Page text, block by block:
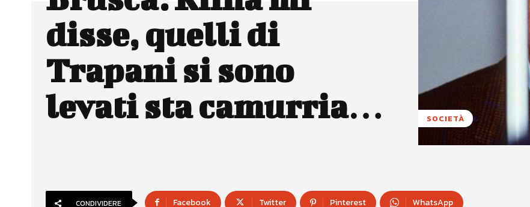
disse, quelli di
Trapani si sono
levati sta camurria…
SOCIETÀ
CONDIVIDERE Facebook Twitter Pinterest WhatsApp